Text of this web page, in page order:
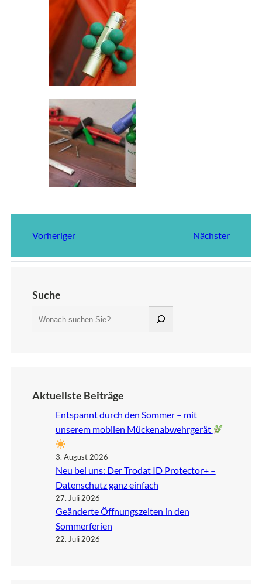
Vorheriger Nächster
Suche
Aktuellste Beiträge
Entspannt durch den Sommer – mit
unserem mobilen Mückenabwehrgerät
3. August 2026
Neu bei uns: Der Trodat ID Protector+ –
Datenschutz ganz einfach
27. Juli 2026
Geänderte Öffnungszeiten in den
Sommerferien
22. Juli 2026